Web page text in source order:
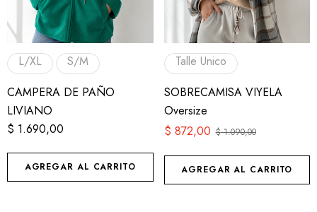
L/XL
S/M
CAMPERA DE PAÑO
LIVIANO
$ 1.690,00
AGREGAR AL CARRITO
Talle Unico
SOBRECAMISA VIYELA
Oversize
$1.090,00
$ 872,00
AGREGAR AL CARRITO